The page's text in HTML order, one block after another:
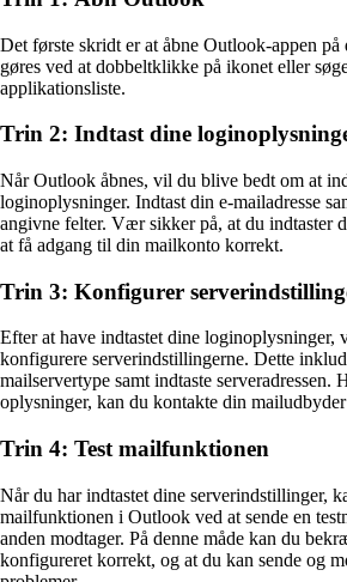
Det første skridt er at åbne Outlook-appen på
gøres ved at dobbeltklikke på ikonet eller
applikationsliste.
Trin 2: Indtast dine
Når Outlook åbnes, vil du blive bedt om at
loginoplysninger. Indtast din e-mailadresse
angivne felter. Vær sikker på, at du indtaster
at få adgang til din mailkonto korrekt.
Trin 3: Konfigurer
Efter at have indtastet dine loginoplysninger,
konfigurere serverindstillingerne. Dette
mailservertype samt indtaste
oplysninger, kan du kontakte din
Trin 4: Test mailfunktionen
Når du har indtastet dine serverindstillinger,
mailfunktionen i Outlook ved at sende en
anden modtager. På denne måde kan du
konfigureret korrekt, og at du kan sende og